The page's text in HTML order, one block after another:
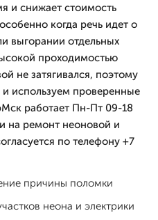
и снижает стоимость
когда речь идет о
выгорании отдельных
проходимостью
не затягивался, поэтому
используем проверенные
работает Пн-Пт 09-18
на ремонт неоновой и
по телефону +7
причины поломки
неона и электрики